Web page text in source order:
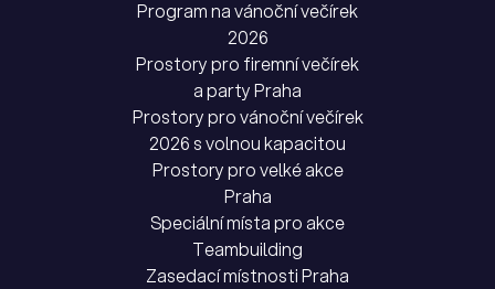
Program na vánoční večírek
2026
Prostory pro firemní večírek
a party Praha
Prostory pro vánoční večírek
2026 s volnou kapacitou
Prostory pro velké akce
Praha
Speciální místa pro akce
Teambuilding
Zasedací místnosti Praha